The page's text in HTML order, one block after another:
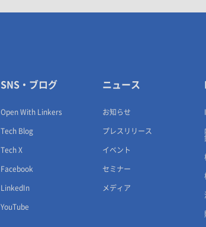
SNS・ブログ
Open With Linkers
Tech Blog
Tech X
Facebook
LinkedIn
YouTube
ニュース
お知らせ
プレスリリース
イベント
セミナー
メディア